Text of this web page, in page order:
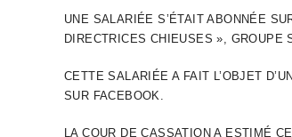
UNE SALARIÉE S’ÉTAIT ABONNÉE
DIRECTRICES CHIEUSES », GROUPE
CETTE SALARIÉE A FAIT L’OBJET
SUR FACEBOOK.
LA COUR DE CASSATION A ESTIMÉ